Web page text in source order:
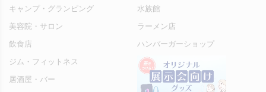
キャンプ・グランピング
美容院・サロン
飲食店
ジム・フィットネス
居酒屋・バー
水族館
ラーメン店
ハンバーガーショップ